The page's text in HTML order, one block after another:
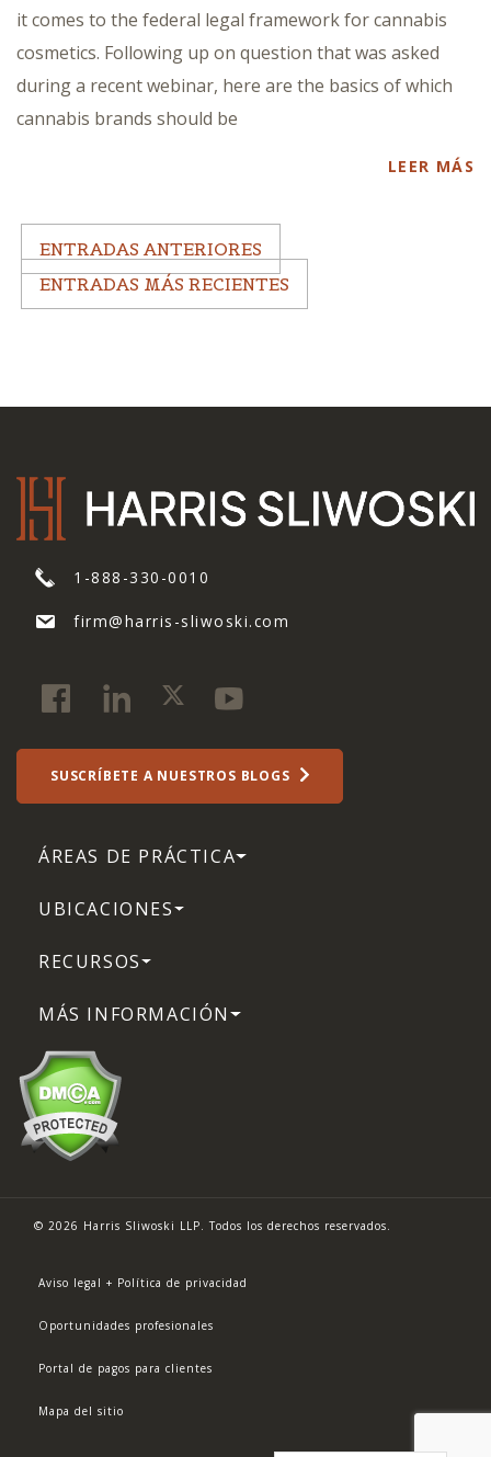
it comes to the federal legal framework for cannabis
cosmetics. Following up on question that was asked
during a recent webinar, here are the basics of which
cannabis brands should be
LEER MÁS
ENTRADAS ANTERIORES
ENTRADAS MÁS RECIENTES
1-888-330-0010
firm@harris-sliwoski.com
SUSCRÍBETE A NUESTROS BLOGS
ÁREAS DE PRÁCTICA
UBICACIONES
RECURSOS
MÁS INFORMACIÓN
© 2026 Harris Sliwoski LLP. Todos los derechos reservados.
Aviso legal + Política de privacidad
Oportunidades profesionales
Portal de pagos para clientes
Mapa del sitio